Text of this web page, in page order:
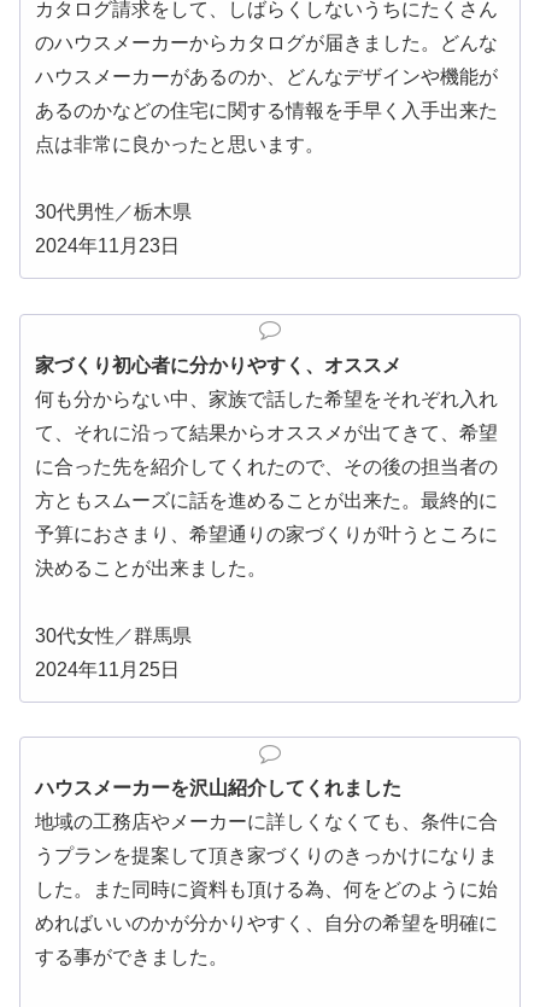
カタログ請求をして、しばらくしないうちにたくさん
のハウスメーカーからカタログが届きました。どんな
ハウスメーカーがあるのか、どんなデザインや機能が
あるのかなどの住宅に関する情報を手早く入手出来た
点は非常に良かったと思います。
30代男性／栃木県
2024年11月23日
家づくり初心者に分かりやすく、オススメ
何も分からない中、家族で話した希望をそれぞれ入れ
て、それに沿って結果からオススメが出てきて、希望
に合った先を紹介してくれたので、その後の担当者の
方ともスムーズに話を進めることが出来た。最終的に
予算におさまり、希望通りの家づくりが叶うところに
決めることが出来ました。
30代女性／群馬県
2024年11月25日
ハウスメーカーを沢山紹介してくれました
地域の工務店やメーカーに詳しくなくても、条件に合
うプランを提案して頂き家づくりのきっかけになりま
した。また同時に資料も頂ける為、何をどのように始
めればいいのかが分かりやすく、自分の希望を明確に
する事ができました。